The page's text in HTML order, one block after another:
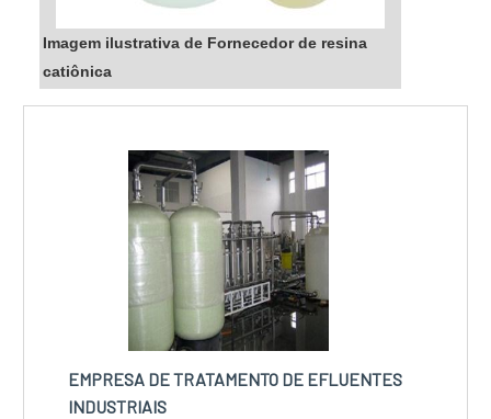
Imagem ilustrativa de Fornecedor de resina
catiônica
EMPRESA DE TRATAMENTO DE EFLUENTES
INDUSTRIAIS